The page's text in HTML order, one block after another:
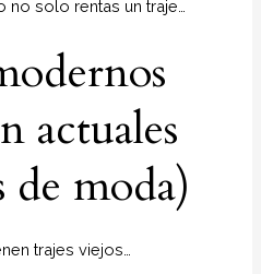
solo rentas un traje…
actuales
de moda)
trajes viejos…